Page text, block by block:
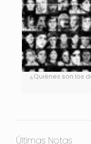
¿Quiénes son los
Últimas Notas